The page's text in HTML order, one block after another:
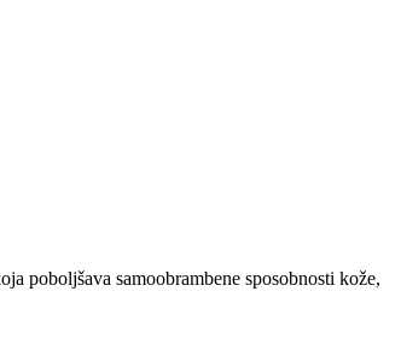
poboljšava samoobrambene sposobnosti kože,